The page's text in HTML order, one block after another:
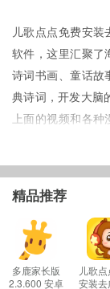
儿歌点点免费安
软件，这里汇聚了
诗词书画、童话故
典诗词，开发大脑
上面的视频和各
的收费内容，而
的用户快来下载吧!
软件介绍
儿歌点点是一款汇
画质和音乐的音质
免费下载各种喜
儿教育的最佳选择
精品推荐
多鹿家长版
2.3.600 安卓
儿歌
安装去